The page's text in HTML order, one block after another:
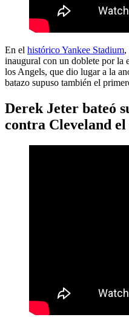
En el histórico Yankee Stadium,
inaugural con un doblete por la
los Angels, que dio lugar a la
batazo supuso también el
Derek Jeter bateó
contra Cleveland